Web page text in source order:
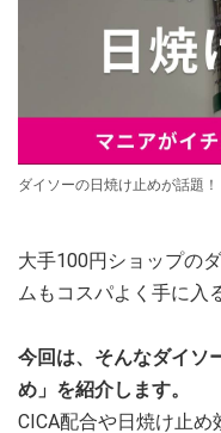
ダイソーの日焼け止めが話題
大手100円ショップの
ムもコスパよく手に入
今回は、そんなダイソ
め」を紹介します。
CICA配合や日焼け止